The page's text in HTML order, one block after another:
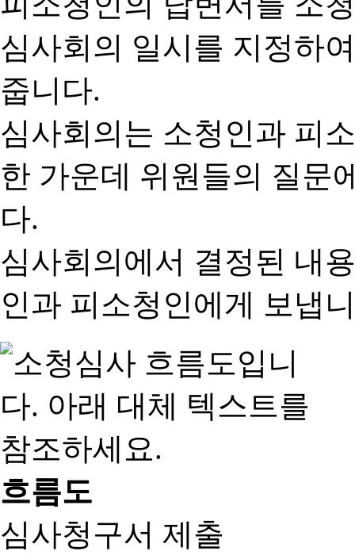
심사회의 일시를 지정하
줍니다.
심사회의는 소청인과 피
한 가운데 위원들의 질문
다.
심사회의에서 결정된 내
인과 피소청인에게 보냅
흐름도
심사청구서 제출